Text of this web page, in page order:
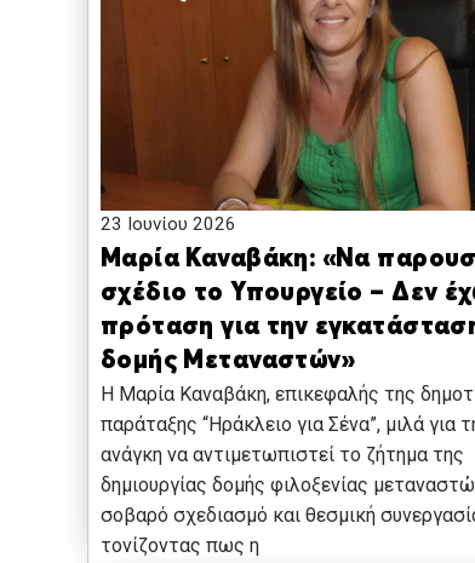
23 Ιουνίου 2026
Μαρία Καναβάκη: «Να
σχέδιο το Υπουργείο – Δεν
πρόταση για την
δομής Μεταναστών»
Η Μαρία Καναβάκη, επικεφαλής της
παράταξης “Ηράκλειο για Σένα”, μιλά για
ανάγκη να αντιμετωπιστεί το ζήτημα της
δημιουργίας δομής φιλοξενίας
σοβαρό σχεδιασμό και θεσμική
τονίζοντας πως η